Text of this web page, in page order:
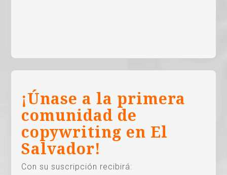
¡Únase a la primera
comunidad de
copywriting en El
Salvador!
Con su suscripción recibirá: